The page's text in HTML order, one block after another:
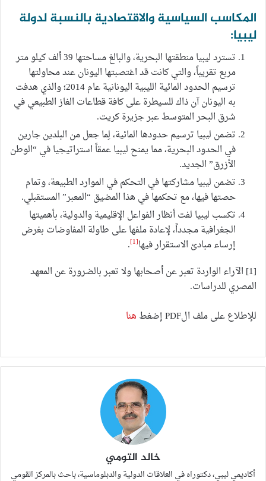
المكاسب السياسية والاقتصادية بالنسبة لدولة
ليبيا:
تسترد ليبيا منطقتها البحرية، والبالغ مساحتها 39 ألف كيلو متر
مربع تقريباً، والتي كانت قد اغتصبتها اليونان عند محاولتها
ترسيم الحدود المائية الليبية اليونانية عام 2014؛ والذي هدفت
به اليونان آن ذاك للسيطرة على كافة قطاعات الغاز الطبيعي في
شرق البحر المتوسط عبر جزيرة كريت.
تضمن ليبيا ترسيم حدودها المائية، لِما جعل من البلدين جارين
في الحدود البحرية، مما يمنح ليبيا عمقاً استراتيجيا في “الوطن
الأزرق” الجديد.
تضمن ليبيا مشاركتها في التحكم في الموارد الطبيعة، وتمام
حصتها فيها، مع تحكمها في هذا المضيق “المعبر” المستقبلي.
تكسب ليبيا لفت أنظار الفواعل الإقليمية والدولية، بأهميتها
الجغرافية مجدداً، لإعادة ملفها على طاولة المفاوضات بغرض
إرساء مبادئ الاستقرار فيها[1]
.
[1] الآراء الواردة تعبر عن أصحابها ولا تعبر بالضرورة عن المعهد
المصري للدراسات.
للإطلاع على ملف الPDF إضغط
هنا
خالد التومي
أكاديمي ليبي، دكتوراه في العلاقات الدولية والدبلوماسية، باحث بالمركز القومي